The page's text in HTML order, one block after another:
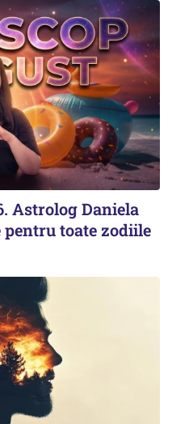
Astrolog Daniela
toate zodiile